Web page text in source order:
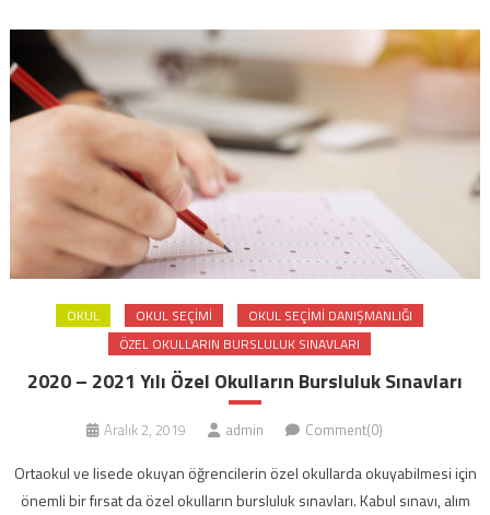
OKUL OKUL SEÇIMI
OKUL SEÇIMI DANIŞMANLIĞI
ÖZEL OKULLARIN BURSLULUK SINAVLARI
2020 – 2021 Yılı Özel Okulların Bursluluk Sınavları
Aralık 2, 2019 admin Comment(0)
Ortaokul ve lisede okuyan öğrencilerin özel okullarda okuyabilmesi için
önemli bir fırsat da özel okulların bursluluk sınavları. Kabul sınavı, alım